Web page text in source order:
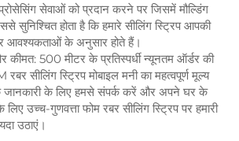
प्रोसेसिंग सेवाओं को प्रदान करने पर जिसमें मौल्डिंग
सुनिश्चित होता है कि हमारे सीलिंग स्ट्रिप आपकी
आवश्यकताओं के अनुसार होते हैं।
कीमत: 500 मीटर के प्रतिस्पर्धी न्यूनतम ऑर्डर की
सीलिंग स्ट्रिप मोबाइल मनी का महत्वपूर्ण मूल्य
जानकारी के लिए हमसे संपर्क करें और अपने घर के
उच्च-गुणवत्ता फोम रबर सीलिंग स्ट्रिप पर हमारी
उठाएं।